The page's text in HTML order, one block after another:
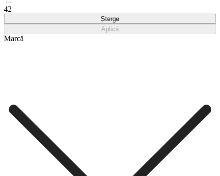
42
Șterge
Aplică
Marcă